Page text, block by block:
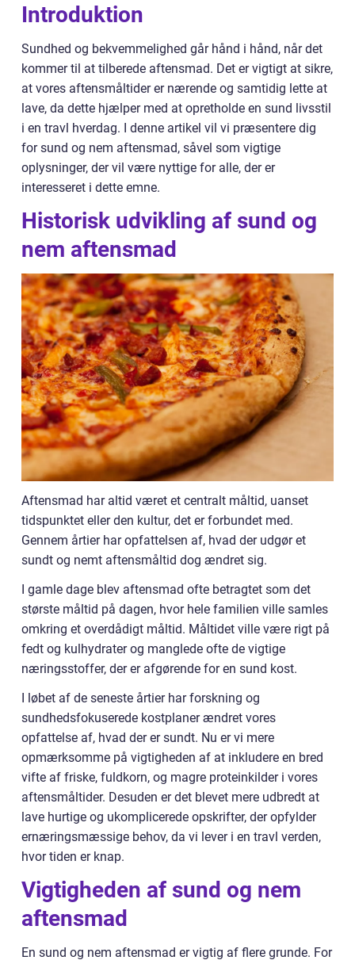
Introduktion
Sundhed og bekvemmelighed går hånd i hånd, når det
kommer til at tilberede aftensmad. Det er vigtigt at sikre,
at vores aftensmåltider er nærende og samtidig lette at
lave, da dette hjælper med at opretholde en sund livsstil
i en travl hverdag. I denne artikel vil vi præsentere dig
for sund og nem aftensmad, såvel som vigtige
oplysninger, der vil være nyttige for alle, der er
interesseret i dette emne.
Historisk udvikling af sund og
nem aftensmad
Aftensmad har altid været et centralt måltid, uanset
tidspunktet eller den kultur, det er forbundet med.
Gennem årtier har opfattelsen af, hvad der udgør et
sundt og nemt aftensmåltid dog ændret sig.
I gamle dage blev aftensmad ofte betragtet som det
største måltid på dagen, hvor hele familien ville samles
omkring et overdådigt måltid. Måltidet ville være rigt på
fedt og kulhydrater og manglede ofte de vigtige
næringsstoffer, der er afgørende for en sund kost.
I løbet af de seneste årtier har forskning og
sundhedsfokuserede kostplaner ændret vores
opfattelse af, hvad der er sundt. Nu er vi mere
opmærksomme på vigtigheden af at inkludere en bred
vifte af friske, fuldkorn, og magre proteinkilder i vores
aftensmåltider. Desuden er det blevet mere udbredt at
lave hurtige og ukomplicerede opskrifter, der opfylder
ernæringsmæssige behov, da vi lever i en travl verden,
hvor tiden er knap.
Vigtigheden af sund og nem
aftensmad
En sund og nem aftensmad er vigtig af flere grunde. For